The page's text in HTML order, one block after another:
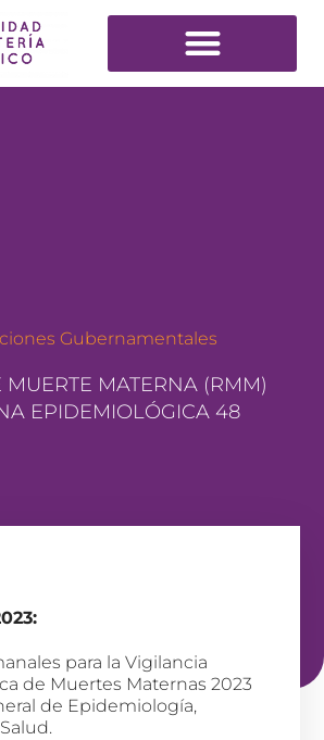
Gubernamentales
MATERNA (RMM)
EPIDEMIOLÓGICA 48
para la Vigilancia
de Muertes Maternas 2023
de Epidemiología,